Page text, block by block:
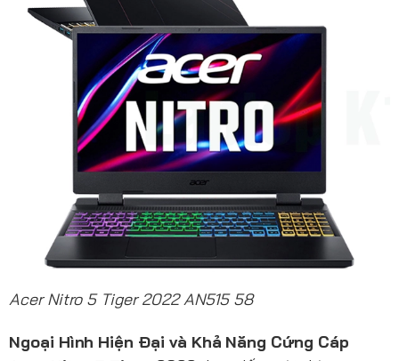
Acer Nitro 5 Tiger 2022 AN515 58
Ngoại Hình Hiện Đại và Khả Năng Cứng Cáp